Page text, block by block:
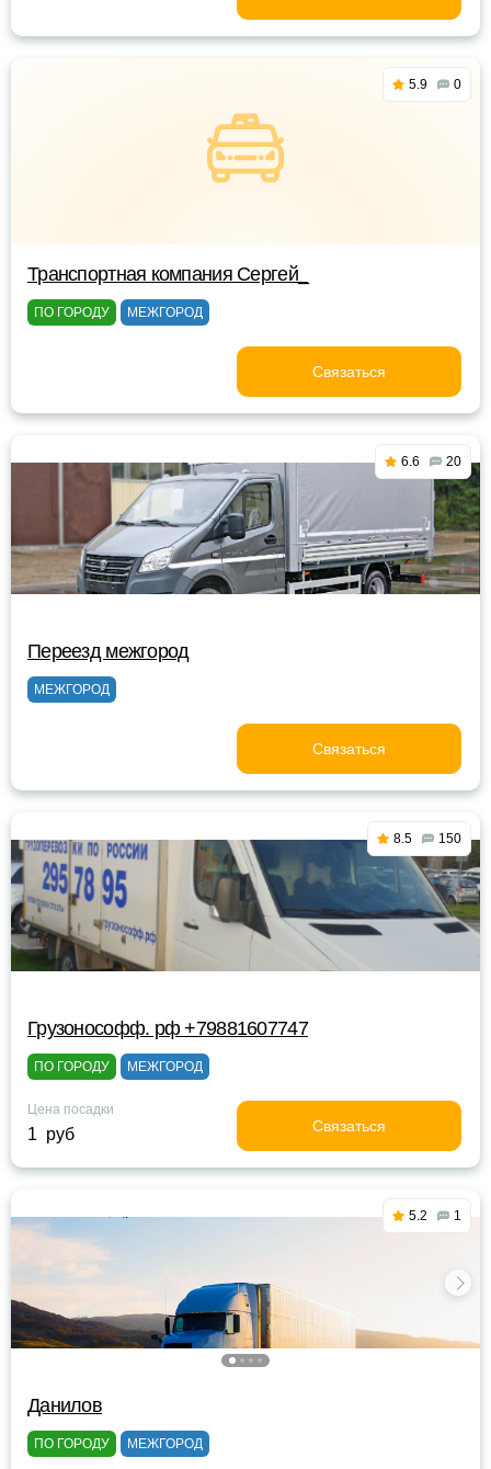
5.9 0
Транспортная компания Сергей_
ПО ГОРОДУ МЕЖГОРОД
Связаться
6.6 20
Переезд межгород
МЕЖГОРОД
Связаться
8.5 150
Грузонософф. рф +79881607747
ПО ГОРОДУ МЕЖГОРОД
Цена посадки
1 руб Связаться
5.2 1
Данилов
ПО ГОРОДУ МЕЖГОРОД